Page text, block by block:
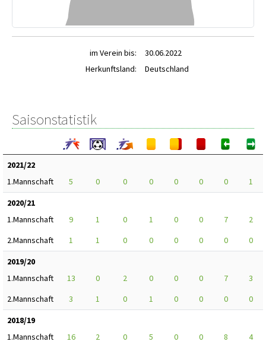
im Verein bis:
30.06.2022
Herkunftsland:
Deutschland
Saisonstatistik
2021/22
1.Mannschaft
5 0 0 0 0 0 0
1
2020/21
1.Mannschaft
9 1 0 1 0 0 7
2
2.Mannschaft
1 1 0 0 0 0 0
0
2019/20
1.Mannschaft
13 0 2 0 0 0 7
3
2.Mannschaft
3 1 0 1 0 0 0
0
2018/19
1.Mannschaft
16 2 0 5 0 0 8
4